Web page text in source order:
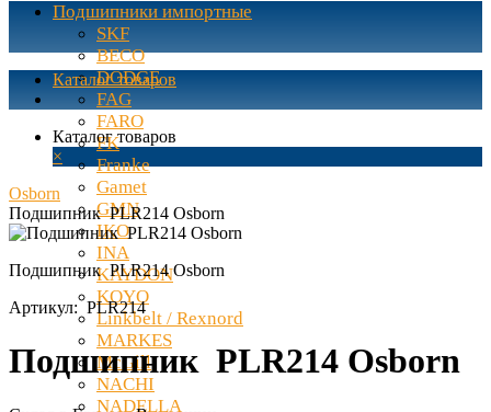
Подшипники импортные
SKF
BECO
DODGE
FAG
FARO
FK
Franke
Gamet
GMN
IKO
INA
KAYDON
KOYO
Linkbelt / Rexnord
MARKES
McGill
NACHI
NADELLA
Каталог товаров
Каталог товаров
×
Osborn
Подшипник PLR214 Osborn
Подшипник PLR214 Osborn
Артикул:PLR214
Подшипник PLR214 Osborn